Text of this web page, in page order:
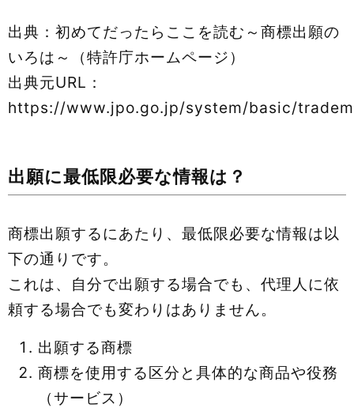
出典：初めてだったらここを読む～商標出願の
いろは～（特許庁ホームページ）
出典元URL：
https://www.jpo.go.jp/system/basic/
出願に最低限必要な情報は？
商標出願するにあたり、最低限必要な情報は以
下の通りです。
これは、自分で出願する場合でも、代理人に依
頼する場合でも変わりはありません。
出願する商標
商標を使用する区分と具体的な商品や役務
（サービス）